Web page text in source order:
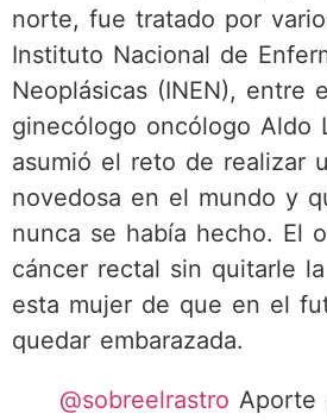
norte, fue tratado por
Instituto Nacional de
Neoplásicas (INEN), entre
ginecólogo oncólogo Aldo
asumió el reto de realizar
novedosa en el mundo y
nunca se había hecho. El
cáncer rectal sin quitarle
esta mujer de que en el
quedar embarazada.
@sobreelrastro Aporte